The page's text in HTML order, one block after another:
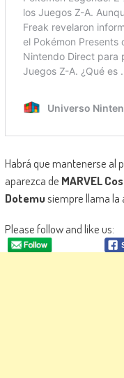
Habrá que mantenerse al
aparezca de MARVEL
Dotemusiempre llama la
Please follow and like us: